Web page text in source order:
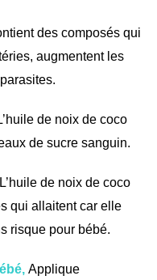
des composés qui
augmentent les
de noix de coco
de sucre sanguin.
L’huile de noix de coco
qui allaitent car elle
risque pour bébé.
Applique